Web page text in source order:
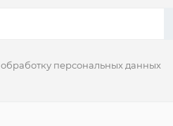
обработку персональных данных